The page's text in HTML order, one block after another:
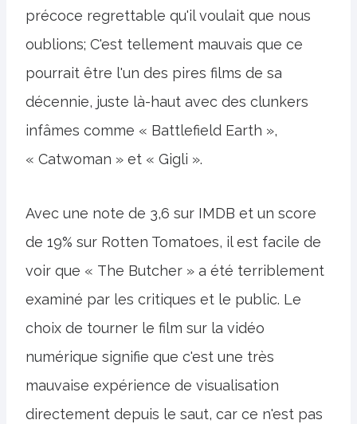
précoce regrettable qu'il voulait que nous
oublions; C'est tellement mauvais que ce
pourrait être l'un des pires films de sa
décennie, juste là-haut avec des clunkers
infâmes comme « Battlefield Earth »,
« Catwoman » et « Gigli ».
Avec une note de 3,6 sur IMDB et un score
de 19% sur Rotten Tomatoes, il est facile de
voir que « The Butcher » a été terriblement
examiné par les critiques et le public. Le
choix de tourner le film sur la vidéo
numérique signifie que c'est une très
mauvaise expérience de visualisation
directement depuis le saut, car ce n'est pas